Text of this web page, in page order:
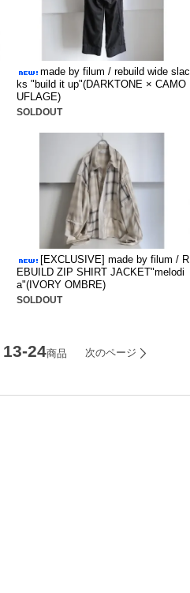
made by filum / rebuild wide slac
ks "build it up"(DARKTONE × CAMO
UFLAGE)
SOLDOUT
[EXCLUSIVE] made by filum / R
EBUILD ZIP SHIRT JACKET"melodi
a"(IVORY OMBRE)
SOLDOUT
13-24商品 次のページ